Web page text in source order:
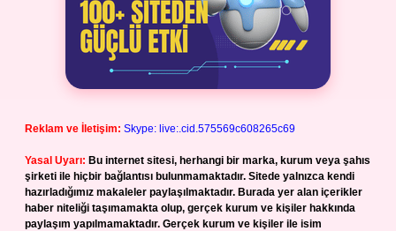
Reklam ve İletişim: Skype: live:.cid.575569c608265c69
Yasal Uyarı: Bu internet sitesi, herhangi bir marka, kurum veya şahıs
şirketi ile hiçbir bağlantısı bulunmamaktadır. Sitede yalnızca kendi
hazırladığımız makaleler paylaşılmaktadır. Burada yer alan içerikler
haber niteliği taşımamakta olup, gerçek kurum ve kişiler hakkında
paylaşım yapılmamaktadır. Gerçek kurum ve kişiler ile isim